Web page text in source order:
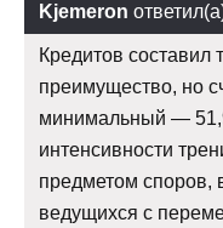
Kjemeron
Кредитов составил
преимущество, но
минимальный —
интенсивности
предметом споров,
ведущихся с